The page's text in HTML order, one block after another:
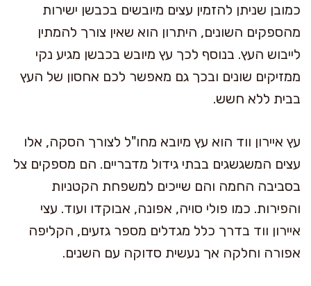
כמובן שניתן להזמין עצים מיובשים בכבשן ישירות
מהספקים השונים, היתרון הוא שאין צורך להמתין
לייבוש העץ. בנוסף לכך עץ מיובש בכבשן מגיע נקי
ממזיקים שונים ובכך גם מאפשר לכם אחסון של העץ
בבית ללא חשש.
עץ איירון ווד הוא עץ מיובא מחו"ל לצורך הסקה, אלו
עצים המשגשגים בבתי גידול מדבריים. הם מספקים צל
בסביבה החמה והם שייכים למשפחת הקטניות
והפירות. כמו פולי סויה, אפונה, אבוקדו ועוד. עצי
איירון ווד בדרך כלל מגדלים מספר גזעים, הקליפה
אפורה וחלקה אך נעשית סדוקה עם השנים.